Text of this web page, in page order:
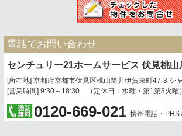
電話でお問い合わせ
センチュリー21ホームサービス 伏見桃
[所在地] 京都府京都市伏見区桃山筒井伊賀東町47-3 シ
[営業時間] 9:30～18:30 （定休日：水曜・第1第3火曜）
0120-669-021 携帯電話・PHS